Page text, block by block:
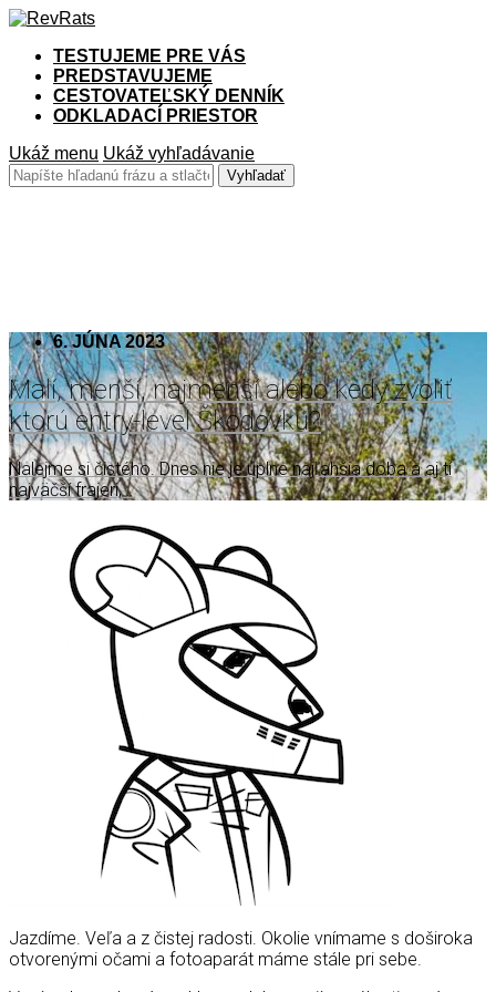
TESTUJEME PRE VÁS
PREDSTAVUJEME
CESTOVATEĽSKÝ DENNÍK
ODKLADACÍ PRIESTOR
Ukáž menu Ukáž vyhľadávanie
6. JÚNA 2023
Malí, menší, najmenší alebo kedy zvoliť
ktorú entry-level Škodovku?
Nalejme si čistého. Dnes nie je úplne najľahšia doba a aj tí
najväčší frajeri,…
Jazdíme. Veľa a z čistej radosti. Okolie vnímame s doširoka
otvorenými očami a fotoaparát máme stále pri sebe.